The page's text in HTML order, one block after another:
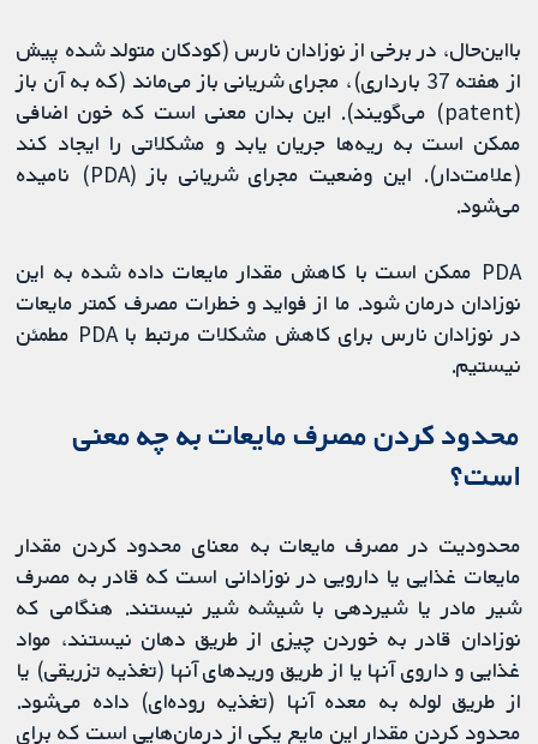
بااین‌حال، در برخی از نوزادان نارس (کودکان متولد شده پیش
از هفته 37 بارداری)، مجرای شریانی باز می‌ماند (که به آن باز
(patent) می‌گویند). این بدان معنی است که خون اضافی
ممکن است به ریه‌ها جریان یابد و مشکلاتی را ایجاد کند
(علامت‌دار). این وضعیت مجرای شریانی باز (PDA) نامیده
می‌شود.
PDA ممکن است با کاهش مقدار مایعات داده شده به این
نوزادان درمان شود. ما از فواید و خطرات مصرف کمتر مایعات
در نوزادان نارس برای کاهش مشکلات مرتبط با PDA مطمئن
نیستیم.
محدود کردن مصرف مایعات به چه معنی
است؟
محدودیت در مصرف مایعات به معنای محدود کردن مقدار
مایعات غذایی یا دارویی در نوزادانی است که قادر به مصرف
شیر مادر یا شیردهی با شیشه شیر نیستند. هنگامی که
نوزادان قادر به خوردن چیزی از طریق دهان نیستند، مواد
غذایی و داروی آنها یا از طریق وریدهای آنها (تغذیه تزریقی) یا
از طریق لوله به معده آنها (تغذیه روده‌ای) داده می‌شود.
محدود کردن مقدار این مایع یکی از درمان‌هایی است که برای